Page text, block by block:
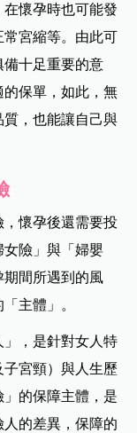
懷孕時也可能發
宮縮等。由此可
備十足重要的意
保單，如此，無
，也能讓自己與
懷孕後還需要投
險」與「婦嬰
期間所遇到的風
主體」。
」，是針對女人特
宮頸）與人生歷
的保障主體，是
人的差異，保障的